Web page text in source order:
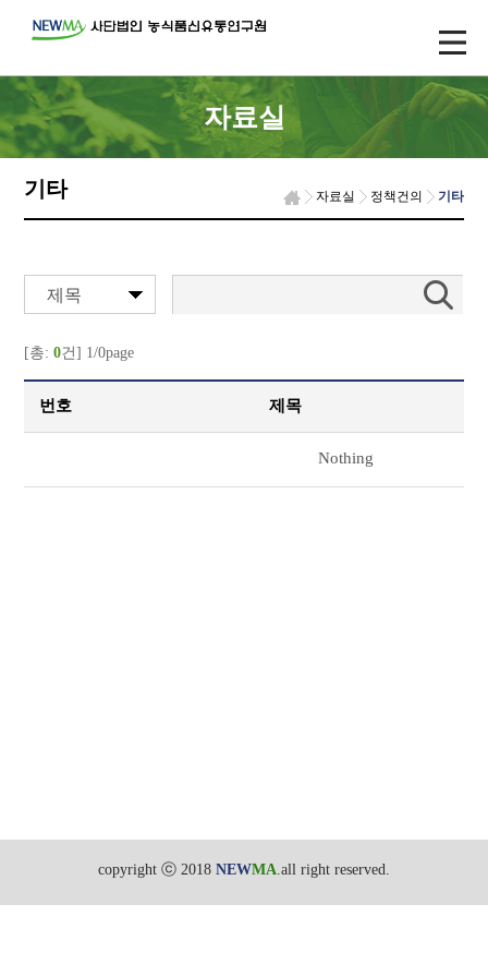
자료실
기타 자료실 정책건의 기타
제목
[총:0건] 1/0page
번호 제목
Nothing
copyright ⓒ 2018 NEWMA.all right reserved.